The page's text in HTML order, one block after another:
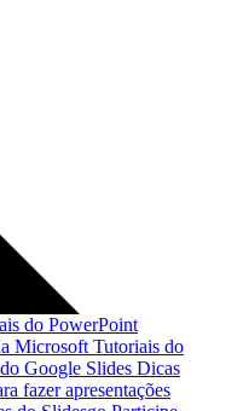
do PowerPoint
Microsoft Tutoriais do
Google Slides Dicas
fazer apresentações